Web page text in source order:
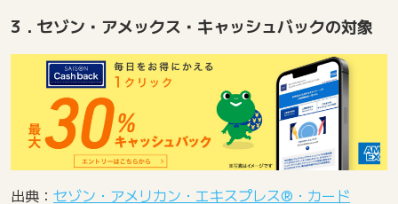
3．セゾン・アメックス・キャッシュバックの対象
出典： セゾン・アメリカン・エキスプレス®・カード